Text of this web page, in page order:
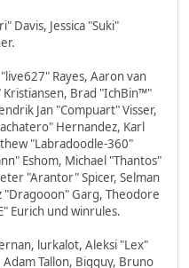
Davis, Jessica "Suki"
Rayes, Aaron van
Brad "IchBin™"
Jan "Compuart" Visser,
Hernandez, Karl
"Labradoodle-360"
Eshom, Michael "Thantos"
"Arantor" Spicer, Selman
"Dragooon" Garg, Theodore
Eurich und winrules.
lurkalot, Aleksi "Lex"
Tallon, Bigguy, Bruno